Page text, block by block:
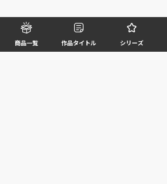
商品一覧 作品タイトル シリーズ